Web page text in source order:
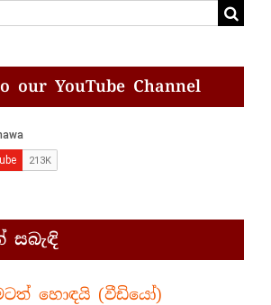
our YouTube Channel
සබැඳි
හොඳයි (වීඩියෝ)